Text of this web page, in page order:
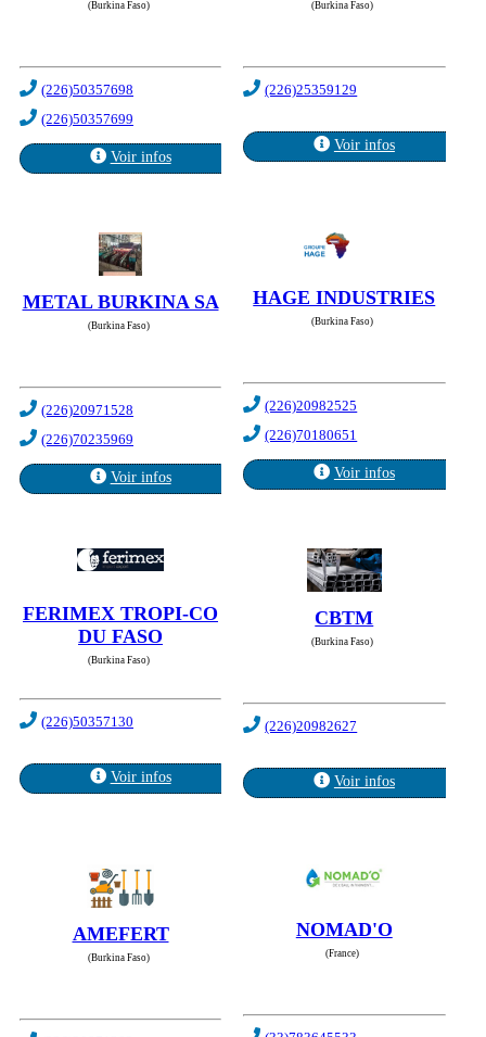
(Burkina Faso)
(226)50357698
(226)50357699
Voir infos
(Burkina Faso)
(226)25359129
Voir infos
METAL BURKINA SA
(Burkina Faso)
(226)20971528
(226)70235969
Voir infos
HAGE INDUSTRIES
(Burkina Faso)
(226)20982525
(226)70180651
Voir infos
FERIMEX TROPI-CO
DU FASO
(Burkina Faso)
(226)50357130
Voir infos
CBTM
(Burkina Faso)
(226)20982627
Voir infos
AMEFERT
(Burkina Faso)
NOMAD'O
(France)